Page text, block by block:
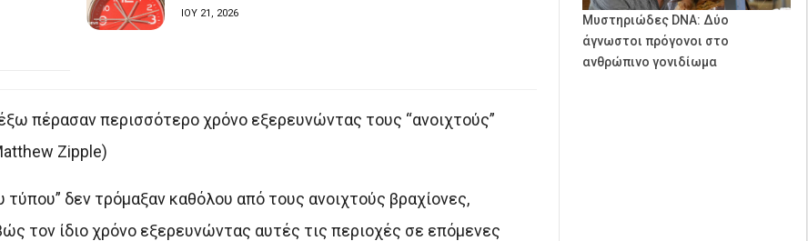
ΙΟΥ 21, 2026
πέρασαν περισσότερο χρόνο εξερευνώντας τους “ανοιχτούς”
Zipple)
δεν τρόμαξαν καθόλου από τους ανοιχτούς βραχίονες,
τον ίδιο χρόνο εξερευνώντας αυτές τις περιοχές σε επόμενες
Μυστηριώδες DNA: Δύο
άγνωστοι πρόγονοι στο
ανθρώπινο γονιδίωμα